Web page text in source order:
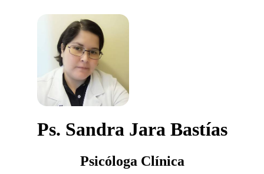
Ps. Sandra Jara Bastías
Psicóloga Clínica